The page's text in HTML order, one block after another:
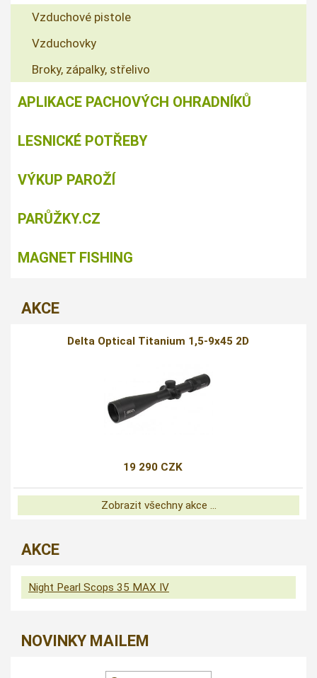
Vzduchové pistole
Vzduchovky
Broky, zápalky, střelivo
APLIKACE PACHOVÝCH OHRADNÍKŮ
LESNICKÉ POTŘEBY
VÝKUP PAROŽÍ
PARŮŽKY.CZ
MAGNET FISHING
AKCE
Delta Optical Titanium 1,5-9x45 2D
19 290 CZK
Zobrazit všechny akce ...
AKCE
Night Pearl Scops 35 MAX IV
NOVINKY MAILEM